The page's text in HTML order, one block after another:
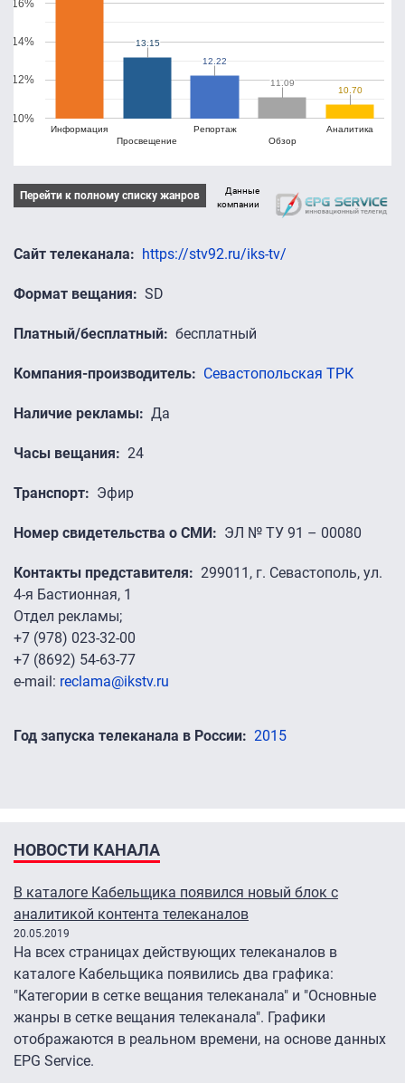
Информация
Просвещение
Репортаж
Обзор
Аналитика
10%
12%
14%
16%
13.15
13.15
12.22
12.22
11.09
11.09
10.70
10.70
Перейти к полному списку жанров
Данные
компании
Сайт телеканала https://stv92.ru/iks-tv/
Формат вещания SD
Платный/бесплатный бесплатный
Компания-производитель Севастопольская ТРК
Наличие рекламы Да
Часы вещания 24
Транспорт Эфир
Номер свидетельства о СМИ ЭЛ № ТУ 91 – 00080
Контакты представителя
299011, г. Севастополь, ул.
4-я Бастионная, 1
Отдел рекламы;
+7 (978) 023-32-00
+7 (8692) 54-63-77
e-mail: reclama@ikstv.ru
Год запуска телеканала в России 2015
НОВОСТИ КАНАЛА
В каталоге Кабельщика появился новый блок с
аналитикой контента телеканалов
20.05.2019
На всех страницах действующих телеканалов в
каталоге Кабельщика появились два графика:
"Категории в сетке вещания телеканала" и "Основные
жанры в сетке вещания телеканала". Графики
отображаются в реальном времени, на основе данных
EPG Service.